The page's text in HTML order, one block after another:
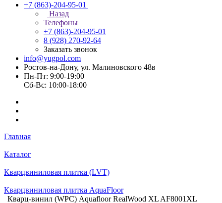
+7 (863)-204-95-01
Назад
Телефоны
+7 (863)-204-95-01
8 (928) 270-92-64
Заказать звонок
info@yugpol.com
Ростов-на-Дону, ул. Малиновского 48в
Пн-Пт: 9:00-19:00
Cб-Вс: 10:00-18:00
Главная
Каталог
Кварцвиниловая плитка (LVT)
Кварцвиниловая плитка AquaFloor
Кварц-винил (WPC) Aquafloor RealWood XL AF8001XL